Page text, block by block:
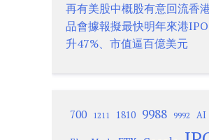
再有美股中概股有意回流
品會據報擬最快明年來港
升47%、市值逼百億美元
700 1211 1810 9988 9992 AI